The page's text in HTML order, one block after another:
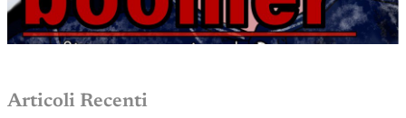
Articoli Recenti